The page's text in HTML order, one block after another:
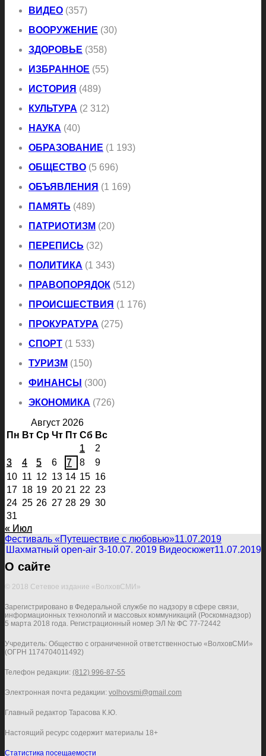
ВИДЕО (357)
ВООРУЖЕНИЕ (30)
ЗДОРОВЬЕ (358)
ИЗБРАННОЕ (55)
ИСТОРИЯ (489)
КУЛЬТУРА (2 312)
НАУКА (40)
ОБРАЗОВАНИЕ (1 193)
ОБЩЕСТВО (5 696)
ОБЪЯВЛЕНИЯ (1 169)
ПАМЯТЬ (489)
ПАТРИОТИЗМ (20)
ПЕРЕПИСЬ (32)
ПОЛИТИКА (1 343)
ПРАВОПОРЯДОК (512)
ПРОИСШЕСТВИЯ (1 176)
ПРОКУРАТУРА (275)
СПОРТ (1 533)
ТУРИЗМ (150)
ФИНАНСЫ (300)
ЭКОНОМИКА (726)
Август 2026
Пн Вт Ср Чт Пт Сб Вс
1
2
3
4 5 6 7 8
9
10 11 12 13 14 15 16
17 18 19 20 21 22 23
24 25 26 27 28 29 30
31
« Июл
Фестиваль «Путешествие с любовью»11.07.2019
Шахматный open-air 3-10.07. 2019 Видеосюжет11.07.2019
О сайте
© 2018 Сетевое издание «ВолховСМИ»
Зарегистрировано в Федеральной службе по надзору в сфере связи,
информационных технологий и массовых коммуникаций (Роскомнадзор)
5 марта 2018 года. Регистрационный номер ЭЛ № ФС 77-72442
Учредитель: Общество с ограниченной ответственностью «ВолховСМИ»
(ОГРН 1174704011492)
Телефон редакции: (812) 996-87-55
Электронная почта редакции: volhovsmi@gmail.com
Главный редактор Тарасова К.Ю.
Настоящий ресурс содержит материалы 18+
Статистика посещаемости